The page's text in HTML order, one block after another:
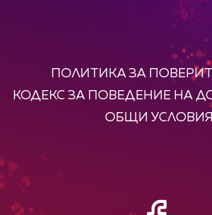
ПОЛИТИКА ЗА
КОДЕКС ЗА ПОВЕДЕНИЕ НА
ОБЩИ УСЛОВИЯ